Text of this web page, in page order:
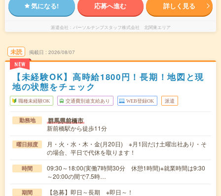
気になる! 応募へ進む 詳しく見る
派遣会社 パーソルテンプスタッフ株式会社 北関東エリア
未読
NEW
掲載日 2026/08/07
【未経験OK】高時給1800円！長期！地図と現
地の状態をチェック
職種未経験OK 交通費別途支給あり WEB登録OK 派遣
勤務地 群馬県前橋市
新前橋駅から徒歩11分
曜日頻度
月・火・水・木・金(月20日) ※月1回だけ土曜出社あり・そ
の場合、平日で代休を取ります！
時間
09:30～18:00(実働7時間30分 休憩1時間)※就業時間は9:30
～20:00の間で7.5時…
期間 【急募】即日～長期 ※即日～！